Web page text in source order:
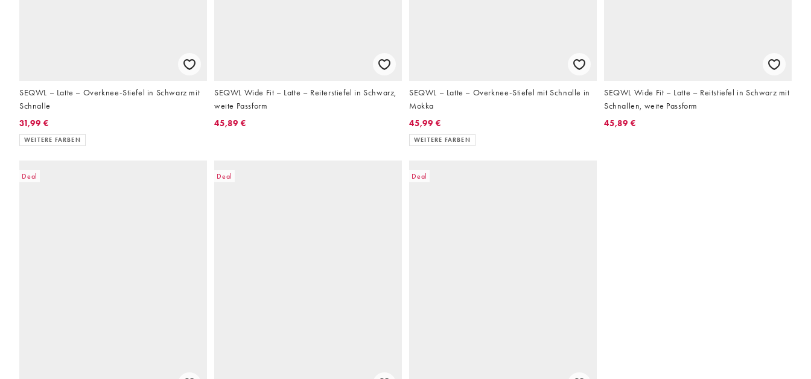
SEQWL – Latte – Overknee-Stiefel in Schwarz mit
Schnalle
31,99 €
WEITERE FARBEN
SEQWL Wide Fit – Latte – Reiterstiefel in Schwarz,
weite Passform
45,89 €
SEQWL – Latte – Overknee-Stiefel mit Schnalle in
Mokka
45,99 €
WEITERE FARBEN
SEQWL Wide Fit – Latte – Reitstiefel in Schwarz mit
Schnallen, weite Passform
45,89 €
Deal Deal Deal